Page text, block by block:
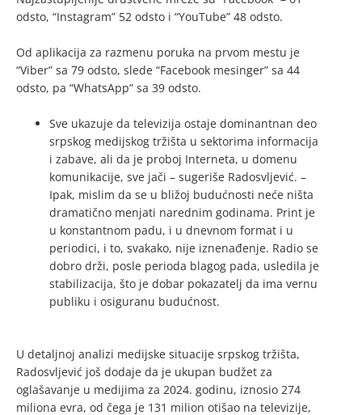
odsto, “Instagram” 52 odsto i “YouTube” 48 odsto.
Od aplikacija za razmenu poruka na prvom mestu je
“Viber” sa 79 odsto, slede “Facebook mesinger” sa 44
odsto, pa “WhatsApp” sa 39 odsto.
Sve ukazuje da televizija ostaje dominantnan deo
srpskog medijskog tržišta u sektorima informacija
i zabave, ali da je proboj Interneta, u domenu
komunikacije, sve jači – sugeriše Radosvljević. –
Ipak, mislim da se u bližoj budućnosti neće ništa
dramatično menjati narednim godinama. Print je
u konstantnom padu, i u dnevnom format i u
periodici, i to, svakako, nije iznenađenje. Radio se
dobro drži, posle perioda blagog pada, usledila je
stabilizacija, što je dobar pokazatelj da ima vernu
publiku i osiguranu budućnost.
U detaljnoj analizi medijske situacije srpskog tržišta,
Radosvljević još dodaje da je ukupan budžet za
oglašavanje u medijima za 2024. godinu, iznosio 274
miliona evra, od čega je 131 milion otišao na televizije,